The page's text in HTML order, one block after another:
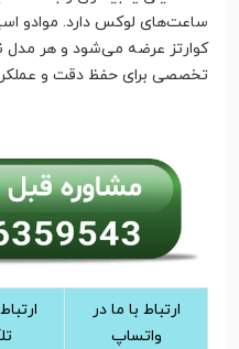
ساعت‌های لوکس دارد. موادو
کوارتز عرضه می‌شود و هر مدل
تخصصی برای حفظ دقت و
ارتباط با ما در
واتساپ